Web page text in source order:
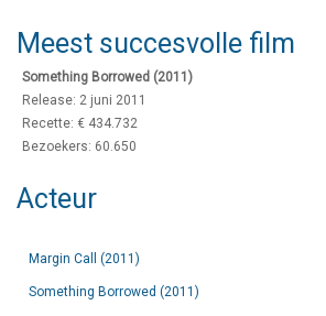
Meest succesvolle film
Something Borrowed (2011)
Release: 2 juni 2011
Recette: € 434.732
Bezoekers: 60.650
Acteur
Margin Call (2011)
Something Borrowed (2011)